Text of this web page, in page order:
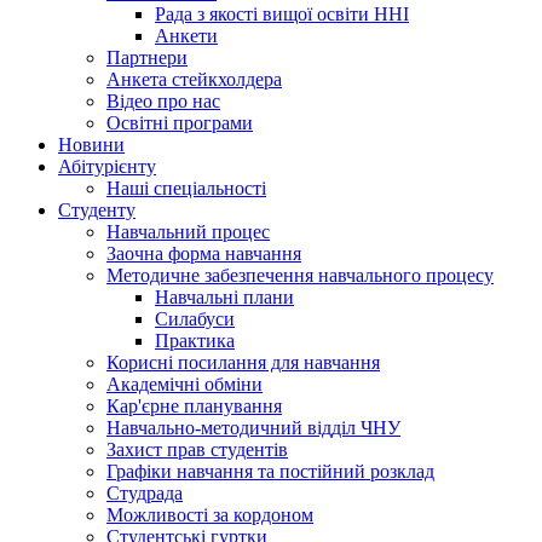
Рада з якості вищої освіти ННІ
Анкети
Партнери
Анкета стейкхолдера
Відео про нас
Освітні програми
Hовини
Абітурієнту
Наші спеціальності
Студенту
Навчальний процес
Заочна форма навчання
Методичне забезпечення навчального процесу
Навчальні плани
Силабуси
Практика
Корисні посилання для навчання
Академічні обміни
Кар'єрне планування
Навчально-методичний відділ ЧНУ
Захист прав студентів
Графіки навчання та постійний розклад
Студрада
Можливості за кордоном
Студентські гуртки